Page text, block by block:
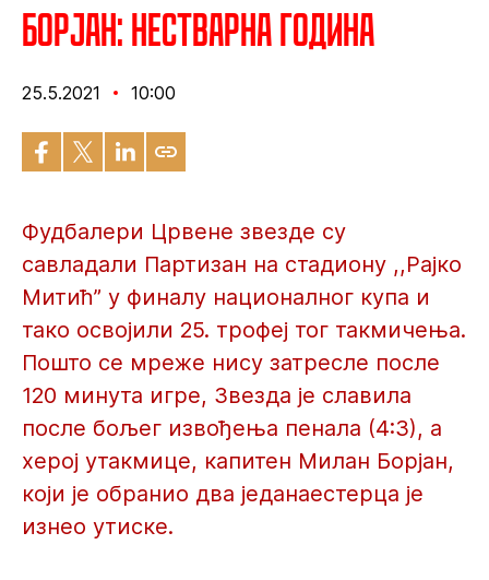
Борјан: Нестварна година
25.5.2021 10:00
Фудбалери Црвене звезде су
савладали Партизан на стадиону ,,Рајко
Митић” у финалу националног купа и
тако освојили 25. трофеј тог такмичења.
Пошто се мреже нису затресле после
120 минута игре, Звезда је славила
после бољег извођења пенала (4:3), а
херој утакмице, капитен Милан Борјан,
који је обранио два једанаестерца је
изнео утиске.